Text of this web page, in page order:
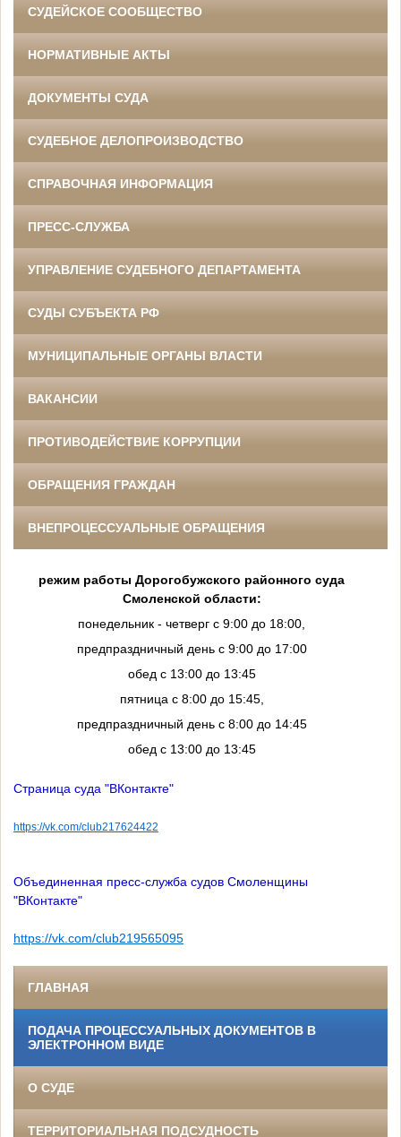
СУДЕЙСКОЕ СООБЩЕСТВО
НОРМАТИВНЫЕ АКТЫ
ДОКУМЕНТЫ СУДА
СУДЕБНОЕ ДЕЛОПРОИЗВОДСТВО
СПРАВОЧНАЯ ИНФОРМАЦИЯ
ПРЕСС-СЛУЖБА
УПРАВЛЕНИЕ СУДЕБНОГО ДЕПАРТАМЕНТА
СУДЫ СУБЪЕКТА РФ
МУНИЦИПАЛЬНЫЕ ОРГАНЫ ВЛАСТИ
ВАКАНСИИ
ПРОТИВОДЕЙСТВИЕ КОРРУПЦИИ
ОБРАЩЕНИЯ ГРАЖДАН
ВНЕПРОЦЕССУАЛЬНЫЕ ОБРАЩЕНИЯ
режим работы Дорогобужского районного суда
Смоленской области:
понедельник - четверг с 9:00 до 18:00,
предпраздничный день с 9:00 до 17:00
обед с 13:00 до 13:45
пятница с 8:00 до 15:45,
предпраздничный день с 8:00 до 14:45
обед с 13:00 до 13:45
Страница суда "ВКонтакте"
https://vk.com/club217624422
Объединенная пресс-служба судов Смоленщины
"ВКонтакте"
https://vk.com/club219565095
ГЛАВНАЯ
ПОДАЧА ПРОЦЕССУАЛЬНЫХ ДОКУМЕНТОВ В
ЭЛЕКТРОННОМ ВИДЕ
О СУДЕ
ТЕРРИТОРИАЛЬНАЯ ПОДСУДНОСТЬ